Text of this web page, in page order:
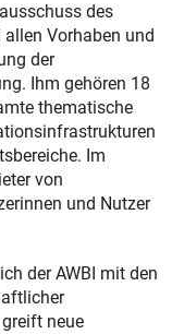
des
Vorhaben und
der
Ihm gehören 18
thematische
Im
von
und Nutzer
der AWBI mit den
neue